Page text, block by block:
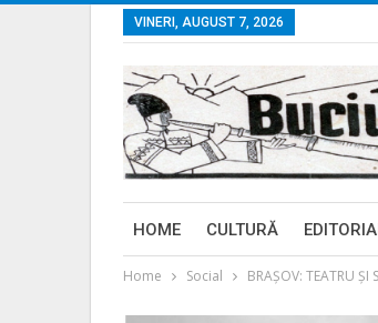
VINERI, AUGUST 7, 2026
HOME CULTURĂ
Home Social BRAȘOV: TEATRU